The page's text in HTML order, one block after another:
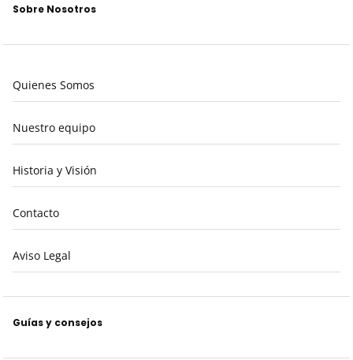
Sobre Nosotros
Quienes Somos
Nuestro equipo
Historia y Visión
Contacto
Aviso Legal
Guías y consejos